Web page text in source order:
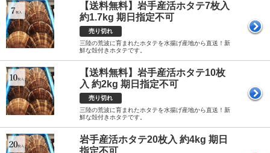
【送料無料】岩手産活ホタテ7枚入
約1.7kg 期日指定不可
売り切れ
三陸の荒波に育まれたホタテを水揚げ産地から直送！新
鮮な殻付きホタテです。
【送料無料】岩手産活ホタテ10枚
入 約2kg 期日指定不可
売り切れ
三陸の荒波に育まれたホタテを水揚げ産地から直送！新
鮮な殻付きホタテです。
岩手産活ホタテ20枚入 約4kg 期日
指定不可